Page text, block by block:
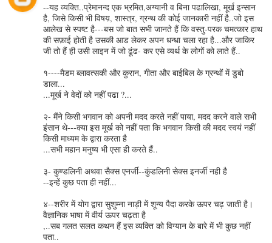
--यह व्यक्ति..प्रेमानन्द एक भ्रमित,अग्यानी व बिना पढालिखा, मूर्ख इन्सान
है, जिसे किसी भी विषय़, शास्त्र, ग्रन्थ की कोई जानकारी नहीं है..जो इस
आलेख से स्पष्ट है---बस जो बात सभी जानते हैं कि वस्तु-परक चमत्कार हाथ
की सफ़ाई होती है उसकी आड लेकर अपन धन्धा चला रहा है...और जाकिर
जी तो हैं ही उसी लाइन में जो ढूंढ- कर एसे व्यर्थ के लोगों को लाते हैं..
१----मैडम ब्‍लावत्‍सकी और कुरान, गीता और बाईबिल के ग्रन्‍थों में डुबो
डाला...
...मूर्ख ने वेदों को नहीं पढा ?...
२- मैंने किसी भगवान को अपनी मदद करते नहीं पाया, मदद करने वाले सभी
इंसान थे---क्या इस मूर्ख को नहीं पता कि भगवान किसी की मदद स्वयं नहीं
किसी माध्यम के द्वारा करता है
...सभी महान मनुष्य भी एसा ही करते हैं..
३- कुण्‍डलिनी अथवा सैक्‍स एनर्जी--कुंडलिनी सेक्स इनर्जी नही है
--इन्हें कुछ पता ही नहीं...
४--शरीर में योग द्वारा सुशुम्‍ना नाड़ी में शून्‍य पैदा करके ऊपर चढ़ जाती है।
वैज्ञानिक भाषा में वीर्य ऊपर चढ़ता है
,..सब गलत सलत कथन हैं इस व्यक्ति को विग्यान के बारे में भी कुछ नहीं
पता..